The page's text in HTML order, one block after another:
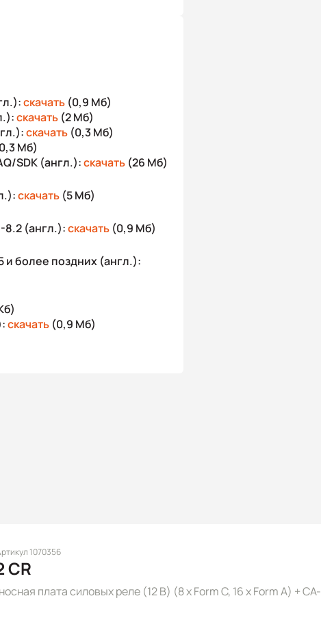
скачать (0,9 Мб)
скачать (2 Мб)
скачать (0,3 Мб)
Мб)
SDK (англ.):скачать (26 Мб)
скачать (5 Мб)
8.2 (англ.):скачать (0,9 Мб)
и более поздних (англ.):
скачать (0,9 Мб)
1070356
CR
плата силовых реле (12 В) (8 x Form C, 16 x Form A) + CA-